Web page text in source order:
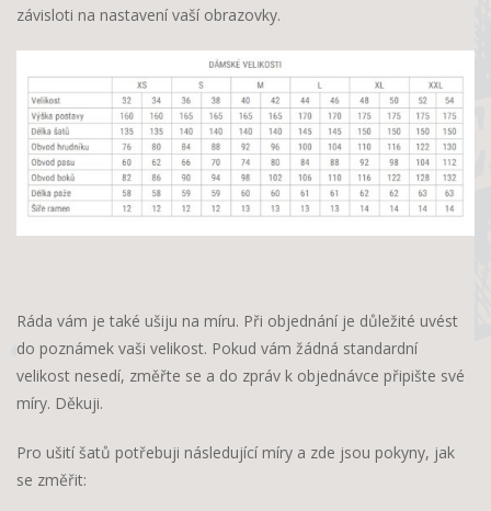
závisloti na nastavení vaší obrazovky.
Ráda vám je také ušiju na míru. Při objednání je důležité uvést
do poznámek vaši velikost. Pokud vám žádná standardní
velikost nesedí, změřte se a do zpráv k objednávce připište své
míry. Děkuji.
Pro ušití šatů potřebuji následující míry a zde jsou pokyny, jak
se změřit: